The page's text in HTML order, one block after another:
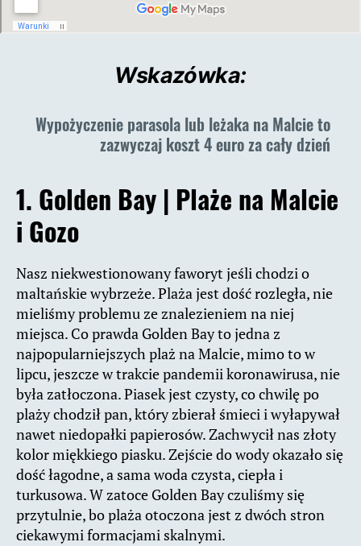
Wskazówka:
Wypożyczenie parasola lub leżaka na Malcie to
zazwyczaj koszt 4 euro za cały dzień
1. Golden Bay | Plaże na Malcie
i Gozo
Nasz niekwestionowany faworyt jeśli chodzi o
maltańskie wybrzeże. Plaża jest dość rozległa, nie
mieliśmy problemu ze znalezieniem na niej
miejsca. Co prawda Golden Bay to jedna z
najpopularniejszych plaż na Malcie, mimo to w
lipcu, jeszcze w trakcie pandemii koronawirusa, nie
była zatłoczona. Piasek jest czysty, co chwilę po
plaży chodził pan, który zbierał śmieci i wyłapywał
nawet niedopałki papierosów. Zachwycił nas złoty
kolor miękkiego piasku. Zejście do wody okazało się
dość łagodne, a sama woda czysta, ciepła i
turkusowa. W zatoce Golden Bay czuliśmy się
przytulnie, bo plaża otoczona jest z dwóch stron
ciekawymi formacjami skalnymi.